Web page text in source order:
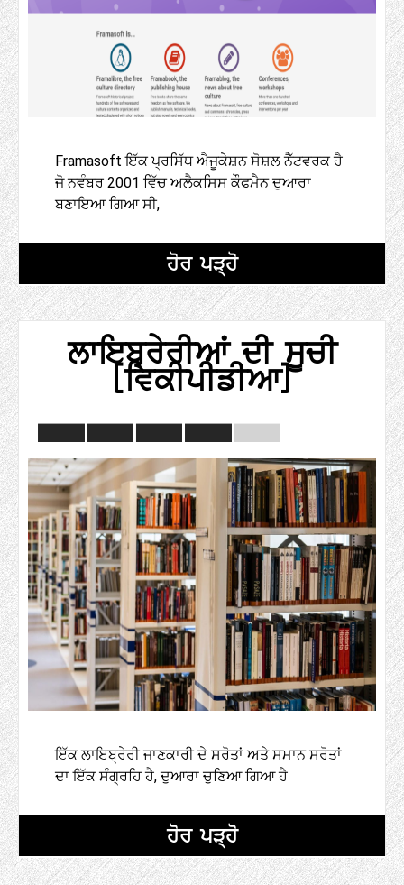
Framasoft ਇੱਕ ਪ੍ਰਸਿੱਧ ਐਜੂਕੇਸ਼ਨ ਸੋਸ਼ਲ ਨੈੱਟਵਰਕ ਹੈ
ਜੋ ਨਵੰਬਰ 2001 ਵਿੱਚ ਅਲੈਕਸਿਸ ਕੌਫਮੈਨ ਦੁਆਰਾ
ਬਣਾਇਆ ਗਿਆ ਸੀ,
ਹੋਰ ਪੜ੍ਹੋ
ਲਾਇਬ੍ਰੇਰੀਆਂ ਦੀ ਸੂਚੀ
(ਵਿਕੀਪੀਡੀਆ)
ਇੱਕ ਲਾਇਬ੍ਰੇਰੀ ਜਾਣਕਾਰੀ ਦੇ ਸਰੋਤਾਂ ਅਤੇ ਸਮਾਨ ਸਰੋਤਾਂ
ਦਾ ਇੱਕ ਸੰਗ੍ਰਹਿ ਹੈ, ਦੁਆਰਾ ਚੁਣਿਆ ਗਿਆ ਹੈ
ਹੋਰ ਪੜ੍ਹੋ